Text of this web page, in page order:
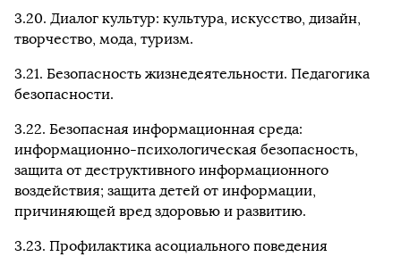
3.20. Диалог культур: культура, искусство, дизайн,
творчество, мода, туризм.
3.21. Безопасность жизнедеятельности. Педагогика
безопасности.
3.22. Безопасная информационная среда:
информационно-психологическая безопасность,
защита от деструктивного информационного
воздействия; защита детей от информации,
причиняющей вред здоровью и развитию.
3.23. Профилактика асоциального поведения